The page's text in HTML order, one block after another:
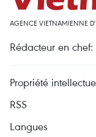
AGENCE VIETNAMIENNE
Rédacteur en
Propriété
RSS
Langues